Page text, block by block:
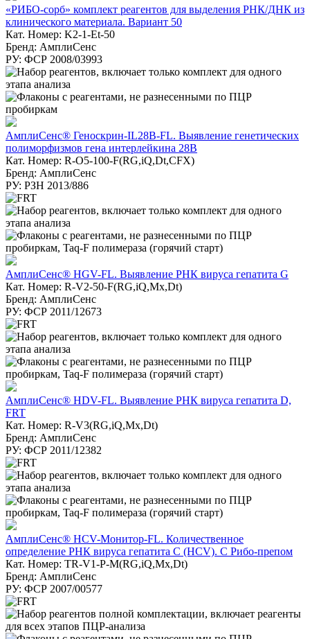
«РИБО-сорб» комплект реагентов для выделения РНК/ДНК из
клинического материала. Вариант 50
Кат. Номер: K2-1-Et-50
Бренд: АмплиСенс
РУ: ФСР 2008/03993
АмплиСенс® Геноскрин-IL28B-FL. Выявление генетических
полиморфизмов гена интерлейкина 28В
Кат. Номер: R-О5-100-F(RG,iQ,Dt,CFX)
Бренд: АмплиСенс
РУ: РЗН 2013/886
АмплиСенс® HGV-FL. Выявление РНК вируса гепатита G
Кат. Номер: R-V2-50-F(RG,iQ,Mx,Dt)
Бренд: АмплиСенс
РУ: ФСР 2011/12673
АмплиСенс® HDV-FL. Выявление РНК вируса гепатита D,
FRT
Кат. Номер: R-V3(RG,iQ,Mx,Dt)
Бренд: АмплиСенс
РУ: ФСР 2011/12382
АмплиСенс® HCV-Монитор-FL. Количественное
определение РНК вируса гепатита C (HCV). С Рибо-препом
Кат. Номер: TR-V1-Р-M(RG,iQ,Мх,Dt)
Бренд: АмплиСенс
РУ: ФСР 2007/00577